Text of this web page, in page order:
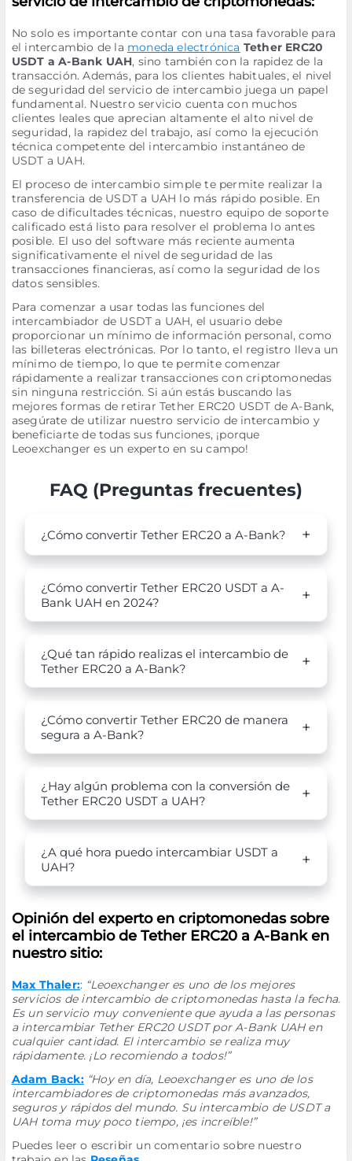
No solo es importante contar con una tasa favorable para
el intercambio de la moneda electrónica Tether ERC20
USDT a A-Bank UAH, sino también con la rapidez de la
transacción. Además, para los clientes habituales, el nivel
de seguridad del servicio de intercambio juega un papel
fundamental. Nuestro servicio cuenta con muchos
clientes leales que aprecian altamente el alto nivel de
seguridad, la rapidez del trabajo, así como la ejecución
técnica competente del intercambio instantáneo de
USDT a UAH.
El proceso de intercambio simple te permite realizar la
transferencia de USDT a UAH lo más rápido posible. En
caso de dificultades técnicas, nuestro equipo de soporte
calificado está listo para resolver el problema lo antes
posible. El uso del software más reciente aumenta
significativamente el nivel de seguridad de las
transacciones financieras, así como la seguridad de los
datos sensibles.
Para comenzar a usar todas las funciones del
intercambiador de USDT a UAH, el usuario debe
proporcionar un mínimo de información personal, como
las billeteras electrónicas. Por lo tanto, el registro lleva un
mínimo de tiempo, lo que te permite comenzar
rápidamente a realizar transacciones con criptomonedas
sin ninguna restricción. Si aún estás buscando las
mejores formas de retirar Tether ERC20 USDT de A-Bank,
asegúrate de utilizar nuestro servicio de intercambio y
beneficiarte de todas sus funciones, ¡porque
Leoexchanger es un experto en su campo!
FAQ (Preguntas frecuentes)
¿Cómo convertir Tether ERC20 a A-Bank?
¿Cómo convertir Tether ERC20 USDT a A-
Bank UAH en 2024?
¿Qué tan rápido realizas el intercambio de
Tether ERC20 a A-Bank?
¿Cómo convertir Tether ERC20 de manera
segura a A-Bank?
¿Hay algún problema con la conversión de
Tether ERC20 USDT a UAH?
¿A qué hora puedo intercambiar USDT a
UAH?
Opinión del experto en criptomonedas sobre
el intercambio de Tether ERC20 a A-Bank en
nuestro sitio:
Max Thaler:: “Leoexchanger es uno de los mejores
servicios de intercambio de criptomonedas hasta la fecha.
Es un servicio muy conveniente que ayuda a las personas
a intercambiar Tether ERC20 USDT por A-Bank UAH en
cualquier cantidad. El intercambio se realiza muy
rápidamente. ¡Lo recomiendo a todos!”
Adam Back: “Hoy en día, Leoexchanger es uno de los
intercambiadores de criptomonedas más avanzados,
seguros y rápidos del mundo. Su intercambio de USDT a
UAH toma muy poco tiempo, ¡es increíble!”
Puedes leer o escribir un comentario sobre nuestro